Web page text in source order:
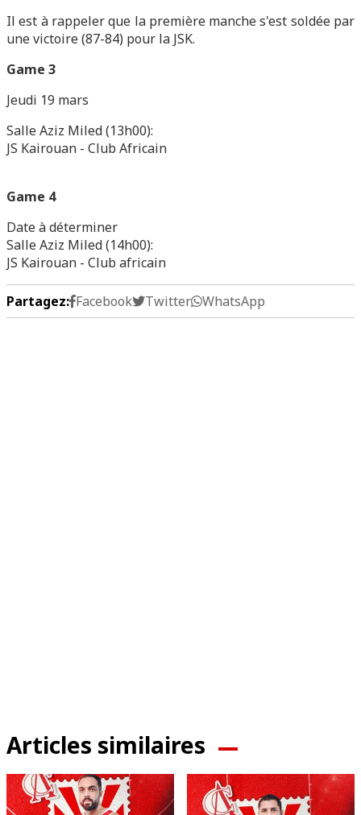
Il est à rappeler que la première manche s'est soldée par
une victoire (87-84) pour la JSK.
Game 3
Jeudi 19 mars
Salle Aziz Miled (13h00):
JS Kairouan - Club Africain
Game 4
Date à déterminer
Salle Aziz Miled (14h00):
JS Kairouan - Club africain
Partagez: Facebook Twitter WhatsApp
Articles similaires